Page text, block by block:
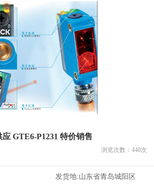
GTE6-P1231 特价销售
浏览次数： 448次
发货地:山东省青岛城阳区